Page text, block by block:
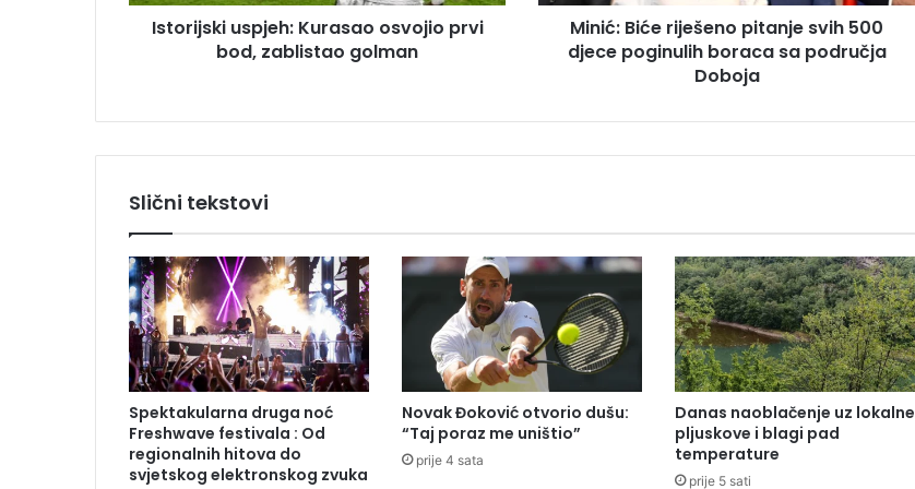
u
j
K
u
r
a
s
a
o
o
s
v
o
j
i
Istorijski uspjeh: Kurasao osvojio prvi
bod, zablistao golman
e
p
i
t
n
j
e
s
v
i
Minić: Biće riješeno pitanje svih 500
djece poginulih boraca sa područja
Doboja
Slični tekstovi
Spektakularna druga noć
Freshwave festivala : Od
regionalnih hitova do
svjetskog elektronskog zvuka
Novak Đoković otvorio dušu:
“Taj poraz me uništio”
prije 4 sata
Danas naoblačenje uz lokalne
pljuskove i blagi pad
temperature
prije 5 sati